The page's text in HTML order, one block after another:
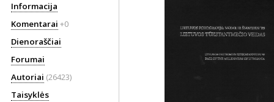
Informacija
Komentarai +0
Dienoraščiai
Forumai
Autoriai (26423)
Taisyklės